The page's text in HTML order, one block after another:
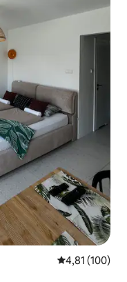
Průměrné
4,81 (100)